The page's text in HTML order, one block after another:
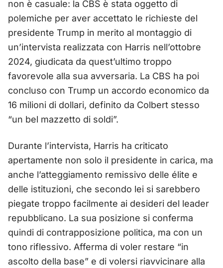
non è casuale: la CBS è stata oggetto di
polemiche per aver accettato le richieste del
presidente Trump in merito al montaggio di
un’intervista realizzata con Harris nell’ottobre
2024, giudicata da quest’ultimo troppo
favorevole alla sua avversaria. La CBS ha poi
concluso con Trump un accordo economico da
16 milioni di dollari, definito da Colbert stesso
“un bel mazzetto di soldi”.
Durante l’intervista, Harris ha criticato
apertamente non solo il presidente in carica, ma
anche l’atteggiamento remissivo delle élite e
delle istituzioni, che secondo lei si sarebbero
piegate troppo facilmente ai desideri del leader
repubblicano. La sua posizione si conferma
quindi di contrapposizione politica, ma con un
tono riflessivo. Afferma di voler restare “in
ascolto della base” e di volersi riavvicinare alla